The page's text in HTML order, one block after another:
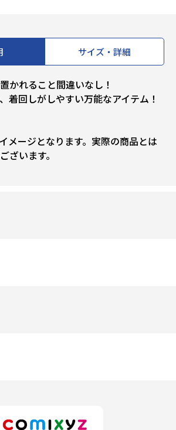
サイズ・詳細
かれること間違いなし！
着回しがしやすい万能なアイテム！
メージとなります。実際の商品とは
ざいます。